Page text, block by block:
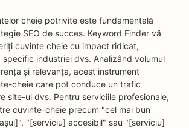
cheie potrivite este fundamentală
SEO de succes. Keyword Finder vă
cuvinte cheie cu impact ridicat,
industriei dvs. Analizând volumul
și relevanța, acest instrument
cheie care pot conduce un trafic
site-ul dvs. Pentru serviciile profesionale,
cuvinte-cheie precum "cel mai bun
"[serviciu] accesibil" sau "[serviciu]